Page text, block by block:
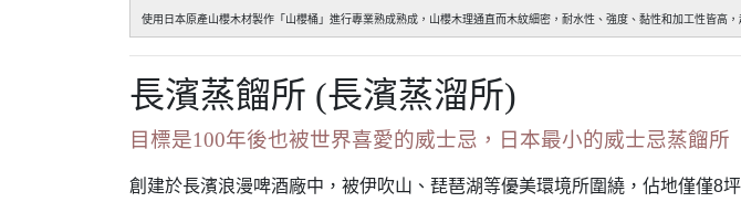
使用日本原產山櫻木材製作「山櫻桶」進行專業熟成熟成，山櫻木理通直而木紋細密，耐水性、強度、黏性和加工性皆高
長濱蒸餾所 (長濱蒸溜所)
目標是100年後也被世界喜愛的威士忌，日本最小的威士忌蒸餾所
創建於長濱浪漫啤酒廠中，被伊吹山、琵琶湖等優美環境所圍繞，佔地僅僅8